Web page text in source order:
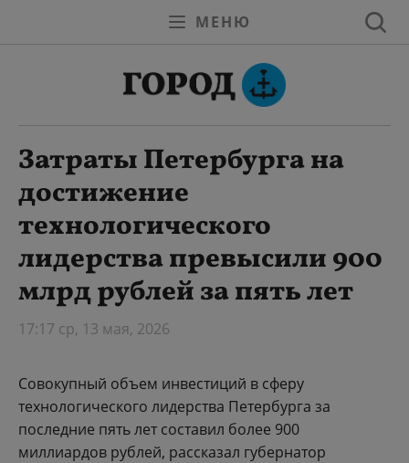
МЕНЮ
Затраты Петербурга на
достижение
технологического
лидерства превысили 900
млрд рублей за пять лет
17:17 ср, 13 мая, 2026
Совокупный объем инвестиций в сферу
технологического лидерства Петербурга за
последние пять лет составил более 900
миллиардов рублей, рассказал губернатор